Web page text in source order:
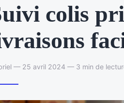
colis
— 25 avril 2024 — 3 min de